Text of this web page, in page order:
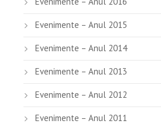
Evenimente – Anul 2015
Evenimente – Anul 2014
Evenimente – Anul 2013
Evenimente – Anul 2012
Evenimente – Anul 2011